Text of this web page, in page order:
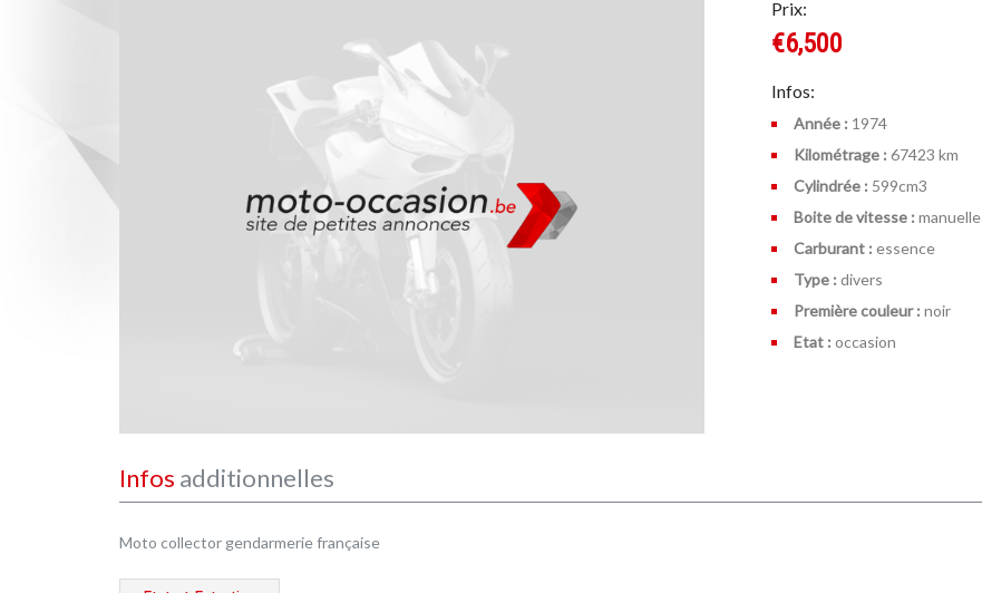
Prix:
€6,500
Infos:
Année : 1974
Kilométrage : 67423 km
Cylindrée : 599cm3
Boite de vitesse : manuelle
Carburant : essence
Type : divers
Première couleur : noir
Etat : occasion
Infos additionnelles
Moto collector gendarmerie française